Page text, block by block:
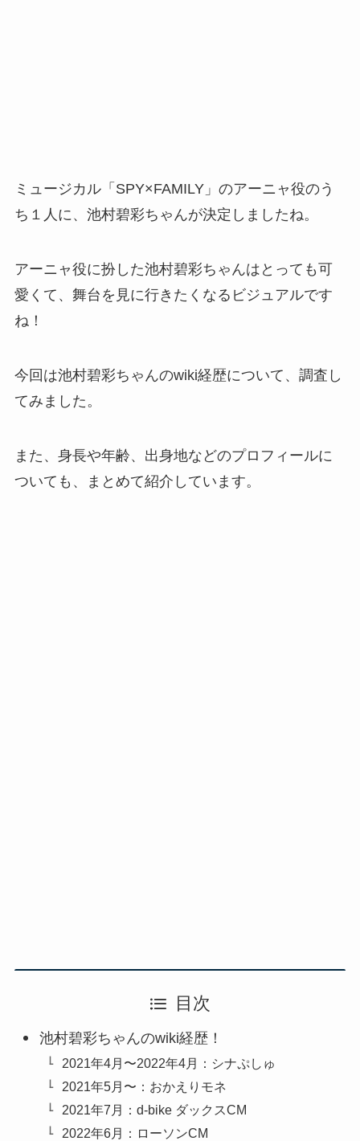
ミュージカル「SPY×FAMILY」のアーニャ役のう
ち１人に、池村碧彩ちゃんが決定しましたね。
アーニャ役に扮した池村碧彩ちゃんはとっても可
愛くて、舞台を見に行きたくなるビジュアルです
ね！
今回は池村碧彩ちゃんのwiki経歴について、調査し
てみました。
また、身長や年齢、出身地などのプロフィールに
ついても、まとめて紹介しています。
目次
池村碧彩ちゃんのwiki経歴！
2021年4月〜2022年4月：シナぷしゅ
2021年5月〜：おかえりモネ
2021年7月：d-bike ダックスCM
2022年6月：ローソンCM